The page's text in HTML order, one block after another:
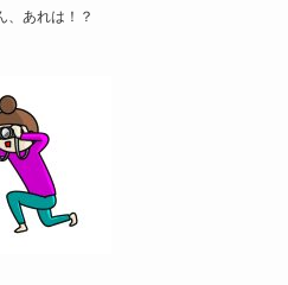
、あれは！？